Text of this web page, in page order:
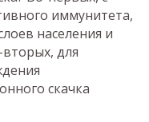
иммунитета,
населения и
для
скачка